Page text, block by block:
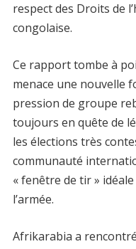
respect des Droits de
congolaise.
Ce rapport tombe à
menace une nouvelle
pression de groupe
toujours en quête de
les élections très
communauté
« fenêtre de tir »
l’armée.
Afrikarabia a